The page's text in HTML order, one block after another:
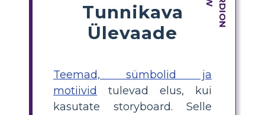
Tunnikava
Ülevaade
Teemad, sümbolid ja
motiivid
tulevad elus, kui
kasutate storyboard. Selle